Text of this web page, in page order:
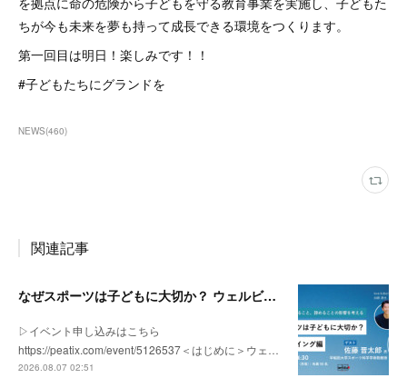
ちが今も未来を夢も持って成長できる環境をつくります。
第一回目は明日！楽しみです！！
#子どもたちにグランドを
NEWS(460)
関連記事
なぜスポーツは子どもに大切か？ ウェルビーイング編 | 「社会とサッカー」 vol.2
▷イベント申し込みはこちら
https://peatix.com/event/5126537＜はじめに＞ウェ…
2026.08.07 02:51